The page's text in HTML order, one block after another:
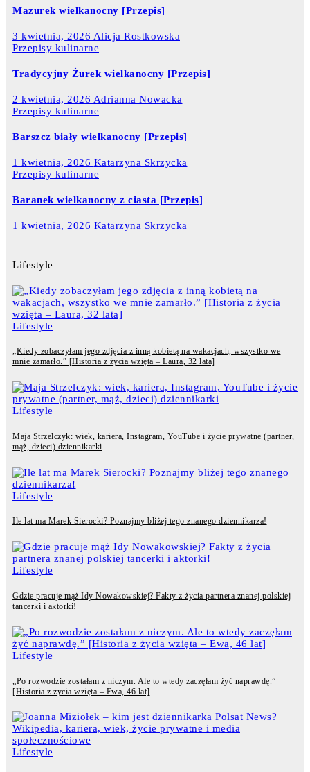
Mazurek wielkanocny [Przepis]
3 kwietnia, 2026 Alicja Rostkowska
Przepisy kulinarne
Tradycyjny Żurek wielkanocny [Przepis]
2 kwietnia, 2026 Adrianna Nowacka
Przepisy kulinarne
Barszcz biały wielkanocny [Przepis]
1 kwietnia, 2026 Katarzyna Skrzycka
Przepisy kulinarne
Baranek wielkanocny z ciasta [Przepis]
1 kwietnia, 2026 Katarzyna Skrzycka
Lifestyle
Lifestyle
„Kiedy zobaczyłam jego zdjęcia z inną kobietą na wakacjach, wszystko we
mnie zamarło.” [Historia z życia wzięta – Laura, 32 lata]
Lifestyle
Maja Strzelczyk: wiek, kariera, Instagram, YouTube i życie prywatne (partner,
mąż, dzieci) dziennikarki
Lifestyle
Ile lat ma Marek Sierocki? Poznajmy bliżej tego znanego dziennikarza!
Lifestyle
Gdzie pracuje mąż Idy Nowakowskiej? Fakty z życia partnera znanej polskiej
tancerki i aktorki!
Lifestyle
„Po rozwodzie zostałam z niczym. Ale to wtedy zaczęłam żyć naprawdę.”
[Historia z życia wzięta – Ewa, 46 lat]
Lifestyle